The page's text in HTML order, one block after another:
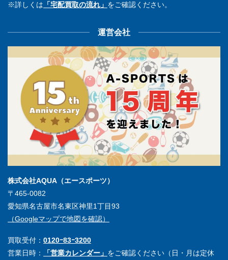
※詳しくは 「宅配買取の流れ」 をご確認ください。
運営会社
株式会社AQUA（エースポーツ）
〒465-0082
愛知県名古屋市名東区神里1丁目93
（Googleマップで地図を確認）
買取受付： 0120ｰ83ｰ3200
営業日時：
「営業カレンダー」 をご確認ください（日・月は定休